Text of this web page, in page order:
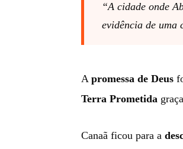
“A cidade onde
evidência de uma
A promessa de Deus
Terra Prometida
Canaã ficou para a